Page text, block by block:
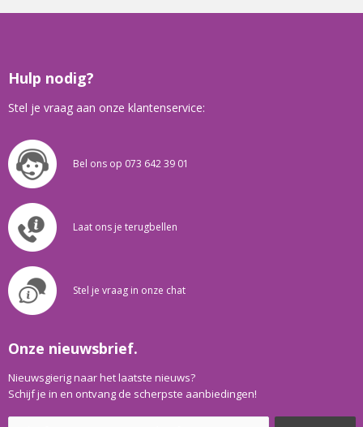
Hulp nodig?
Stel je vraag aan onze klantenservice:
Bel ons op 073 642 39 01
Laat ons je terugbellen
Stel je vraag in onze chat
Onze nieuwsbrief.
Nieuwsgierig naar het laatste nieuws?
Schijf je in en ontvang de scherpste aanbiedingen!